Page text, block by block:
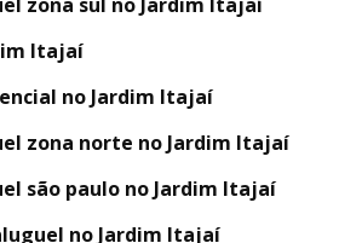
zona sul no Jardim Itajaí
Itajaí
no Jardim Itajaí
zona norte no Jardim Itajaí
são paulo no Jardim Itajaí
no Jardim Itajaí